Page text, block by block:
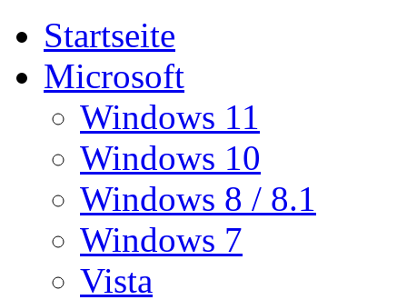
Startseite
Microsoft
Windows 11
Windows 10
Windows 8 / 8.1
Windows 7
Vista